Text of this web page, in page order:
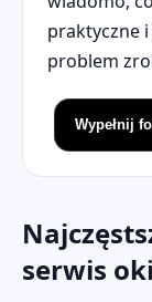
praktyczne i
problem
Wypełnij
serwis